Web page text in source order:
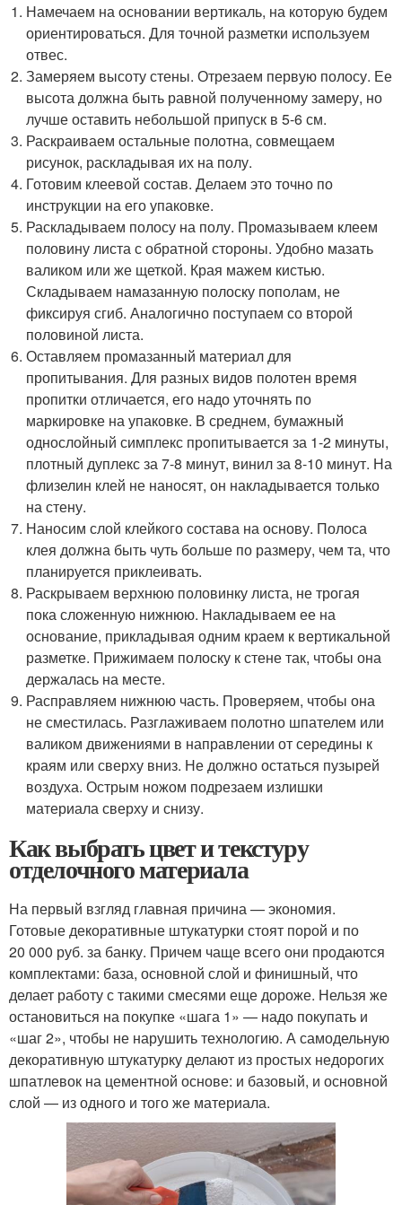
Намечаем на основании вертикаль, на которую будем
ориентироваться. Для точной разметки используем
отвес.
Замеряем высоту стены. Отрезаем первую полосу. Ее
высота должна быть равной полученному замеру, но
лучше оставить небольшой припуск в 5-6 см.
Раскраиваем остальные полотна, совмещаем
рисунок, раскладывая их на полу.
Готовим клеевой состав. Делаем это точно по
инструкции на его упаковке.
Раскладываем полосу на полу. Промазываем клеем
половину листа с обратной стороны. Удобно мазать
валиком или же щеткой. Края мажем кистью.
Складываем намазанную полоску пополам, не
фиксируя сгиб. Аналогично поступаем со второй
половиной листа.
Оставляем промазанный материал для
пропитывания. Для разных видов полотен время
пропитки отличается, его надо уточнять по
маркировке на упаковке. В среднем, бумажный
однослойный симплекс пропитывается за 1-2 минуты,
плотный дуплекс за 7-8 минут, винил за 8-10 минут. На
флизелин клей не наносят, он накладывается только
на стену.
Наносим слой клейкого состава на основу. Полоса
клея должна быть чуть больше по размеру, чем та, что
планируется приклеивать.
Раскрываем верхнюю половинку листа, не трогая
пока сложенную нижнюю. Накладываем ее на
основание, прикладывая одним краем к вертикальной
разметке. Прижимаем полоску к стене так, чтобы она
держалась на месте.
Расправляем нижнюю часть. Проверяем, чтобы она
не сместилась. Разглаживаем полотно шпателем или
валиком движениями в направлении от середины к
краям или сверху вниз. Не должно остаться пузырей
воздуха. Острым ножом подрезаем излишки
материала сверху и снизу.
Как выбрать цвет и текстуру
отделочного материала
На первый взгляд главная причина — экономия.
Готовые декоративные штукатурки стоят порой и по
20 000 руб. за банку. Причем чаще всего они продаются
комплектами: база, основной слой и финишный, что
делает работу с такими смесями еще дороже. Нельзя же
остановиться на покупке «шага 1» — надо покупать и
«шаг 2», чтобы не нарушить технологию. А самодельную
декоративную штукатурку делают из простых недорогих
шпатлевок на цементной основе: и базовый, и основной
слой — из одного и того же материала.